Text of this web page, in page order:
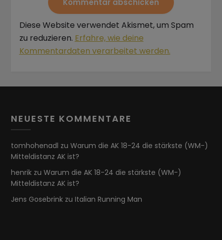
Diese Website verwendet Akismet, um Spam
zu reduzieren. Erfahre, wie deine
Kommentardaten verarbeitet werden.
NEUESTE KOMMENTARE
tomhohenadl zuWarum die AK 18-24 die stärkste (WM-)
Mitteldistanz AK ist?
henrik zuWarum die AK 18-24 die stärkste (WM-)
Mitteldistanz AK ist?
Jens Gosebrink zuItalian Running Man